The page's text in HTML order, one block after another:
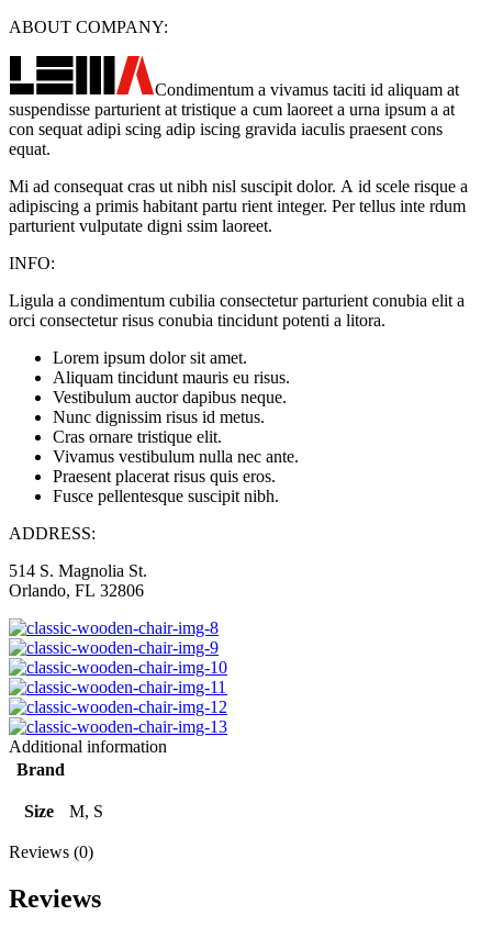
ABOUT COMPANY:
Condimentum a vivamus taciti id aliquam at
suspendisse parturient at tristique a cum laoreet a urna ipsum a at
con sequat adipi scing adip iscing gravida iaculis praesent cons
equat.
Mi ad consequat cras ut nibh nisl suscipit dolor. A id scele risque a
adipiscing a primis habitant partu rient integer. Per tellus inte rdum
parturient vulputate digni ssim laoreet.
INFO:
Ligula a condimentum cubilia consectetur parturient conubia elit a
orci consectetur risus conubia tincidunt potenti a litora.
Lorem ipsum dolor sit amet.
Aliquam tincidunt mauris eu risus.
Vestibulum auctor dapibus neque.
Nunc dignissim risus id metus.
Cras ornare tristique elit.
Vivamus vestibulum nulla nec ante.
Praesent placerat risus quis eros.
Fusce pellentesque suscipit nibh.
ADDRESS:
514 S. Magnolia St.
Orlando, FL 32806
Additional information
Brand
Size M, S
Reviews (0)
Reviews